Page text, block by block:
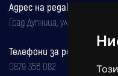
Адрес на редакцията
Град Дупница, ул.''Христо
Телефони за реклама и
0879 356 082